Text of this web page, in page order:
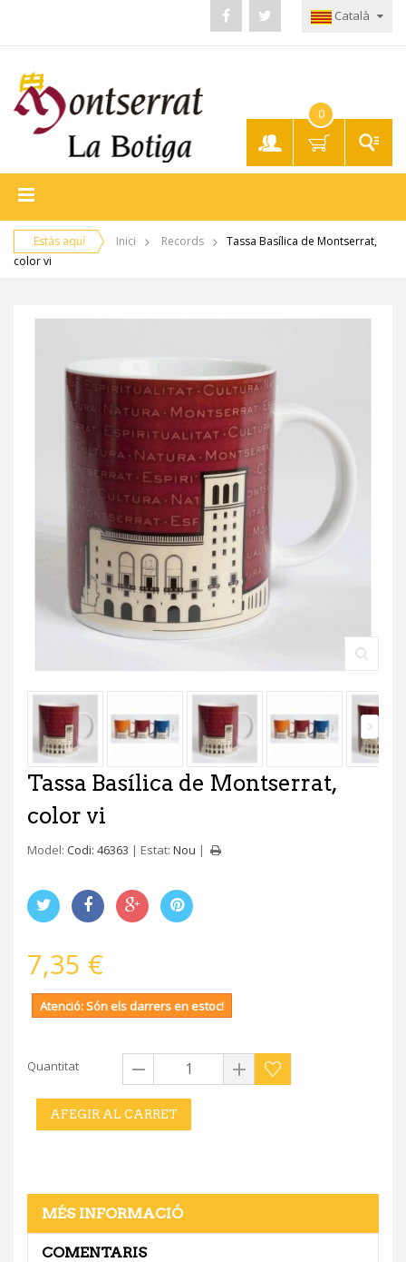
compte
Català
0
Estàs aquí Inici Records
Tassa Basílica de Montserrat,
color vi
Tassa Basílica de Montserrat,
color vi
Model: Codi: 46363 Estat: Nou
7,35 €
Atenció: Són els darrers en estoc!
Quantitat
AFEGIR AL CARRET
MÉS INFORMACIÓ
COMENTARIS